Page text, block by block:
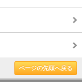
ページの先頭へ戻る